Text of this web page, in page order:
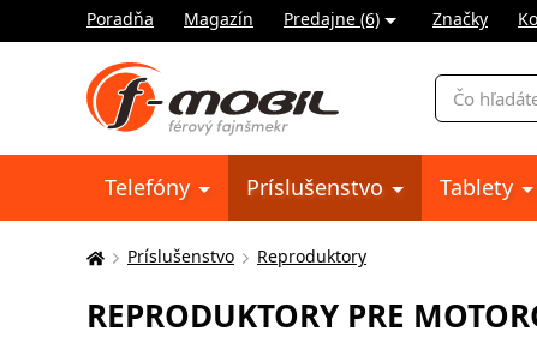
Poradňa Magazín Predajne (6) Značky
Vyhľadávanie
Telefóny Príslušenstvo Tablety
Tu
nachádzate:
Príslušenstvo Reproduktory
REPRODUKTORY PRE